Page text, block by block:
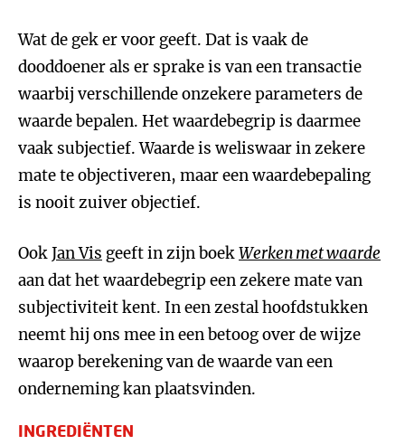
Wat de gek er voor geeft. Dat is vaak de
dooddoener als er sprake is van een transactie
waarbij verschillende onzekere parameters de
waarde bepalen. Het waardebegrip is daarmee
vaak subjectief. Waarde is weliswaar in zekere
mate te objectiveren, maar een waardebepaling
is nooit zuiver objectief.
OokJan Vis geeft in zijn boekWerken met waarde
aan dat het waardebegrip een zekere mate van
subjectiviteit kent. In een zestal hoofdstukken
neemt hij ons mee in een betoog over de wijze
waarop berekening van de waarde van een
onderneming kan plaatsvinden.
INGREDIËNTEN